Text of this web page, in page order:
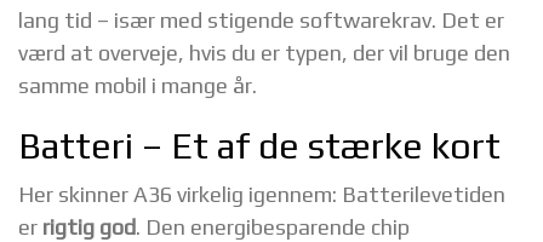
lang tid – især med stigende softwarekrav. Det er
værd at overveje, hvis du er typen, der vil bruge den
samme mobil i mange år.
Batteri – Et af de stærke kort
Her skinner A36 virkelig igennem: Batterilevetiden
er rigtig god. Den energibesparende chip